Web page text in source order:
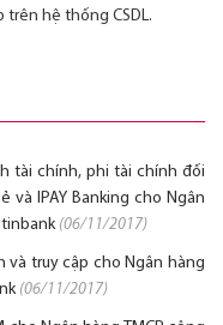
hệ thống CSDL.
tài chính, phi tài chính đối
IPAY Banking cho Ngân
(06/11/2017)
và truy cập cho Ngân hàng
(06/11/2017)